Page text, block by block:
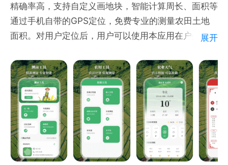
精确率高，支持自定义画地块，智能计算周长、面积等
通过手机自带的GPS定位，免费专业的测量农田土地
面积。对用户定位后，用户可以使用本应用在户外进行
周长，并能够根据用户设置的土地单价计算总价，并保
存。
农用工具包含计算器，做工计算，面具转换，测量，水
平仪等满足农民需求
天气黄历，信息准确全面。24小时逐时预报、未来七
天、天气预报一应俱全，专业提供短中长期天气预报，
全方位守护您的生活。
展开